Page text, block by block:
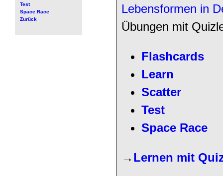
Test
Space Race
Zurück
Lebensformen in
Übungen mit
Flashcards
Learn
Scatter
Test
Space Race
→ Lernen mit